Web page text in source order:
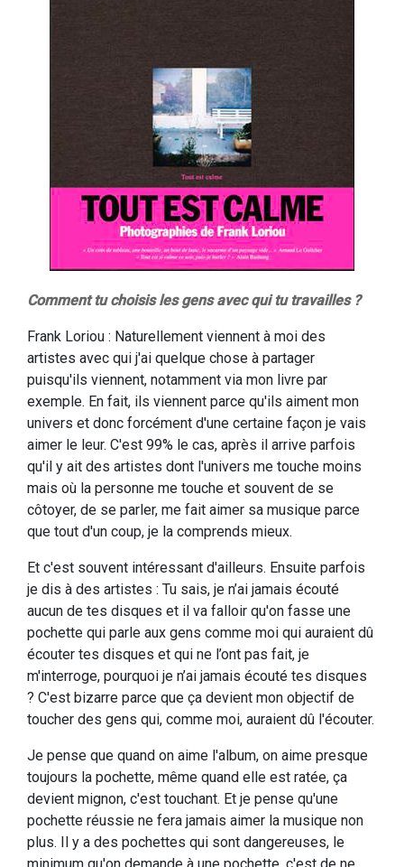
Comment tu choisis les gens avec qui tu travailles ?
Frank Loriou : Naturellement viennent à moi des
artistes avec qui j'ai quelque chose à partager
puisqu'ils viennent, notamment via mon livre par
exemple. En fait, ils viennent parce qu'ils aiment mon
univers et donc forcément d'une certaine façon je vais
aimer le leur. C'est 99% le cas, après il arrive parfois
qu'il y ait des artistes dont l'univers me touche moins
mais où la personne me touche et souvent de se
côtoyer, de se parler, me fait aimer sa musique parce
que tout d'un coup, je la comprends mieux.
Et c'est souvent intéressant d'ailleurs. Ensuite parfois
je dis à des artistes : Tu sais, je n’ai jamais écouté
aucun de tes disques et il va falloir qu'on fasse une
pochette qui parle aux gens comme moi qui auraient dû
écouter tes disques et qui ne l’ont pas fait, je
m'interroge, pourquoi je n’ai jamais écouté tes disques
? C'est bizarre parce que ça devient mon objectif de
toucher des gens qui, comme moi, auraient dû l'écouter.
Je pense que quand on aime l'album, on aime presque
toujours la pochette, même quand elle est ratée, ça
devient mignon, c'est touchant. Et je pense qu'une
pochette réussie ne fera jamais aimer la musique non
plus. Il y a des pochettes qui sont dangereuses, le